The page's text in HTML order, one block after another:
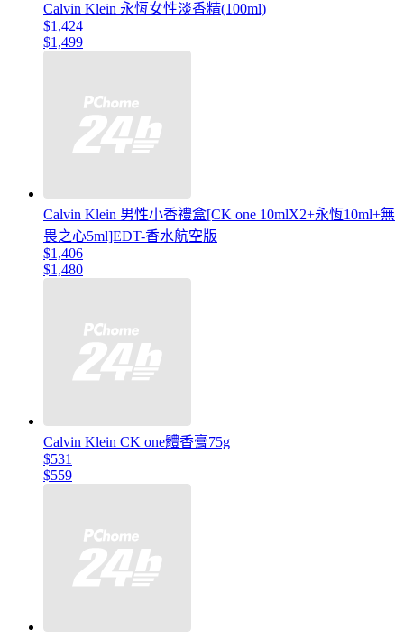
Calvin Klein 永恆女性淡香精(100ml)
$1,424
$1,499
Calvin Klein 男性小香禮盒[CK one 10mlX2+永恆10ml+無
畏之心5ml]EDT-香水航空版
$1,406
$1,480
Calvin Klein CK one體香膏75g
$531
$559